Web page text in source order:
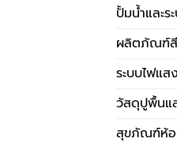
ปั้มน้ำและร
ผลิตภัณฑ์
ระบบไฟแส
วัสดุปูพื้นแ
สุขภัณฑ์ห้อ